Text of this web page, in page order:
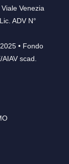
Venezia
ADV N°
• Fondo
scad.